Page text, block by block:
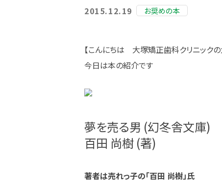
2015.12.19 お奨めの本
【こんにちは 大塚矯正歯科クリニック
今日は本の紹介です
夢を売る男 (幻冬舎文庫)
百田 尚樹 (著)
著者は売れっ子の「百田 尚樹」氏